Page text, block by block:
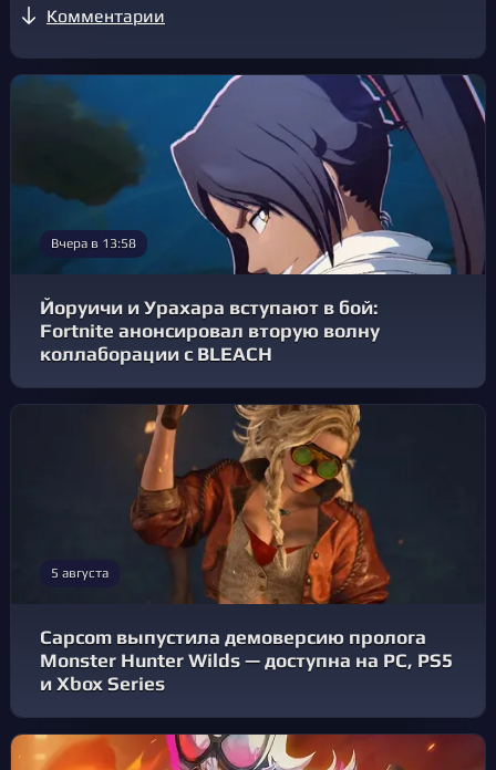
Комментарии
Вчера в 13:58
Йоруичи и Урахара вступают в бой:
Fortnite анонсировал вторую волну
коллаборации с BLEACH
5 августа
Capcom выпустила демоверсию пролога
Monster Hunter Wilds — доступна на PC, PS5
и Xbox Series